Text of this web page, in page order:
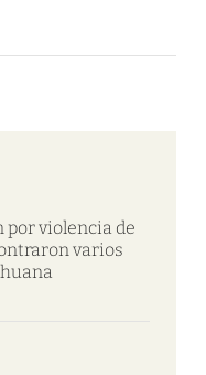
por violencia de
varios